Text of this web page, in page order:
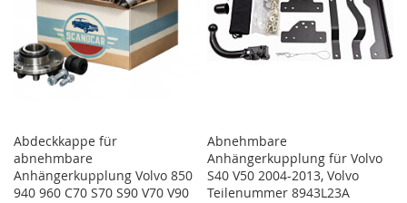
Abdeckkappe für
abnehmbare
Anhängerkupplung Volvo 850
940 960 C70 S70 S90 V70 V90
Abnehmbare
Anhängerkupplung für Volvo
S40 V50 2004-2013, Volvo
Teilenummer 8943L23A